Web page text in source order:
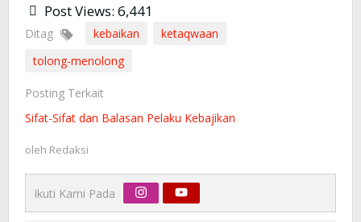
Post Views: 6,441
Ditag kebaikan
ketaqwaan
tolong-menolong
Posting Terkait
Sifat-Sifat dan Balasan Pelaku Kebajikan
oleh Redaksi
Ikuti Kami Pada